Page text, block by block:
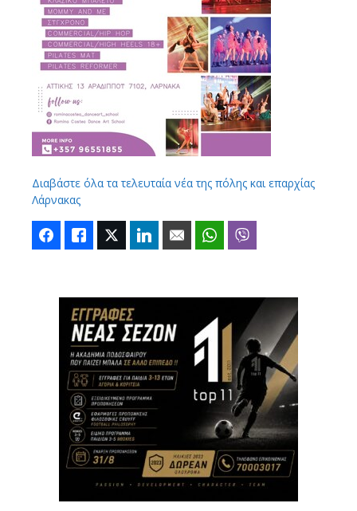
Διαβάστε όλα τα τελευταία νέα της πόλης και επαρχίας
Λάρνακας
FacebookLike Twitter LinkedIn Email WhatsApp